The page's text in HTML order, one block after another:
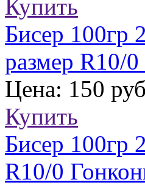
Купить
Бисер 100гр
размер R10/
Цена: 150
Купить
Бисер 100гр
R10/0